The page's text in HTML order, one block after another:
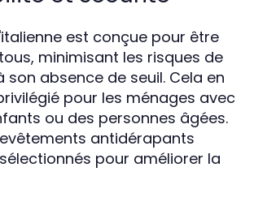
est conçue pour être
minimisant les risques de
son absence de seuil. Cela en
pour les ménages avec
ou des personnes âgées.
antidérapants
pour améliorer la